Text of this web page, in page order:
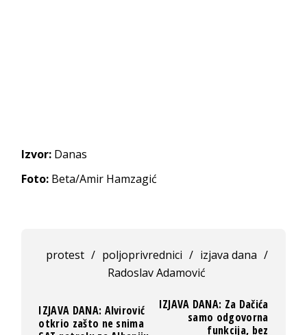
Izvor: Danas
Foto: Beta/Amir Hamzagić
protest / poljoprivrednici / izjava dana /
Radoslav Adamović
IZJAVA DANA: Alvirović
otkrio zašto ne snima
IZJAVA DANA: Za Dačića
samo odgovorna
funkcija, bez